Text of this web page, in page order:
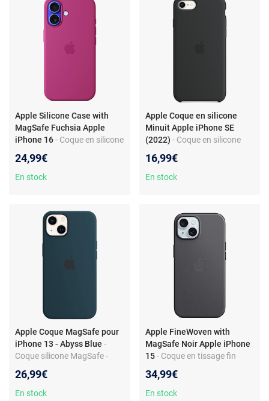
Apple Silicone Case with
MagSafe Fuchsia Apple
iPhone 16- Coque en silicone
iPhone 16
24,99€
En stock
Apple Coque en silicone
Minuit Apple iPhone SE
(2022) - Coque en silicone
16,99€
En stock
Apple Coque MagSafe pour
iPhone 13 - Abyss Blue -
Coque silicone MagSafe -
élégant et fin
26,99€
En stock
Apple FineWoven with
MagSafe Noir Apple iPhone
15 - Coque en tissage fin
iPhone 15
34,99€
En stock